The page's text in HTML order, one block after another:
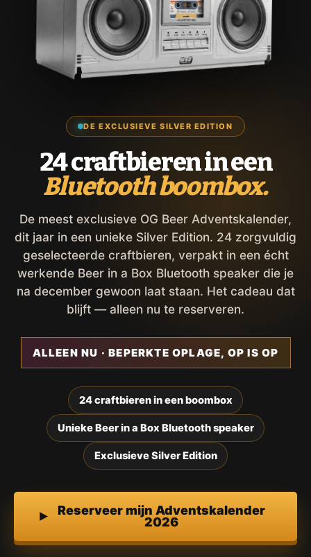
DE EXCLUSIEVE SILVER EDITION
24 craftbieren in een
Bluetooth boombox.
De meest exclusieve OG Beer Adventskalender,
dit jaar in een unieke Silver Edition. 24 zorgvuldig
geselecteerde craftbieren, verpakt in een écht
werkende Beer in a Box Bluetooth speaker die je
na december gewoon laat staan. Het cadeau dat
blijft — alleen nu te reserveren.
ALLEEN NU · BEPERKTE OPLAGE, OP IS OP
24 craftbieren in een boombox
Unieke Beer in a Box Bluetooth speaker
Exclusieve Silver Edition
Reserveer mijn Adventskalender
2026